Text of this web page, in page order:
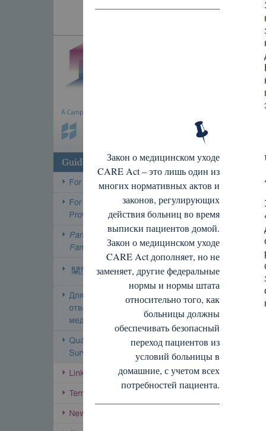
Закон о медицинском уходе
CARE Act – это лишь один из
многих нормативных актов и
законов, регулирующих
действия больниц во время
выписки пациентов домой.
Закон о медицинском уходе
CARE Act дополняет, но не
заменяет, другие федеральные
нормы и нормы штата
относительно того, как
больницы должны
обеспечивать безопасный
переход пациентов из
условий больницы в
домашние, с учетом всех
потребностей пациента.